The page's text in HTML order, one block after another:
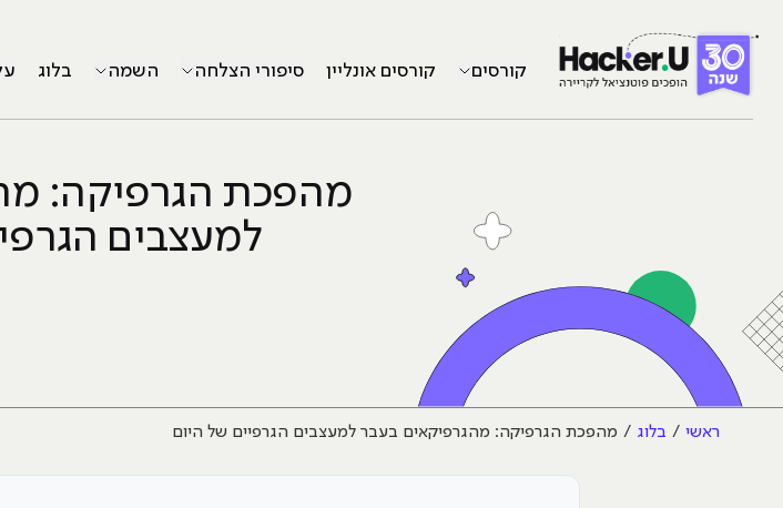
קורסים קורסים אונליין סיפורי הצלחה השמה בלוג
מהפכת הגרפיקה:
למעצבים
ראשי בלוג מהפכת הגרפיקה: מהגרפיקאים בעבר למעצבים הגרפיים של היום